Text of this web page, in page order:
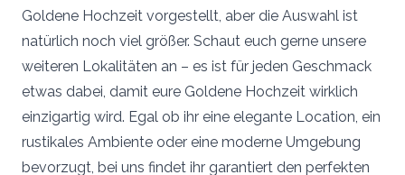
Goldene Hochzeit vorgestellt, aber die Auswahl ist
natürlich noch viel größer. Schaut euch gerne unsere
weiteren Lokalitäten an – es ist für jeden Geschmack
etwas dabei, damit eure Goldene Hochzeit wirklich
einzigartig wird. Egal ob ihr eine elegante Location, ein
rustikales Ambiente oder eine moderne Umgebung
bevorzugt, bei uns findet ihr garantiert den perfekten